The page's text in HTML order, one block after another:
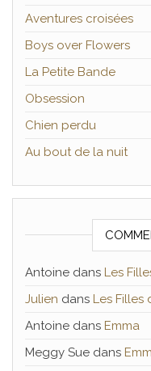
Aventures croisées
Boys over Flowers
La Petite Bande
Obsession
Chien perdu
Au bout de la nuit
Antoine dans Les
Julien dans Les Filles
Antoine dans Emma
Meggy Sue dans